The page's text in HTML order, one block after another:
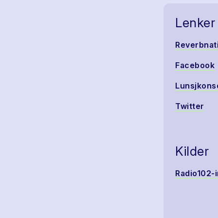
Lenker
Facebook
Twitter
Kilder